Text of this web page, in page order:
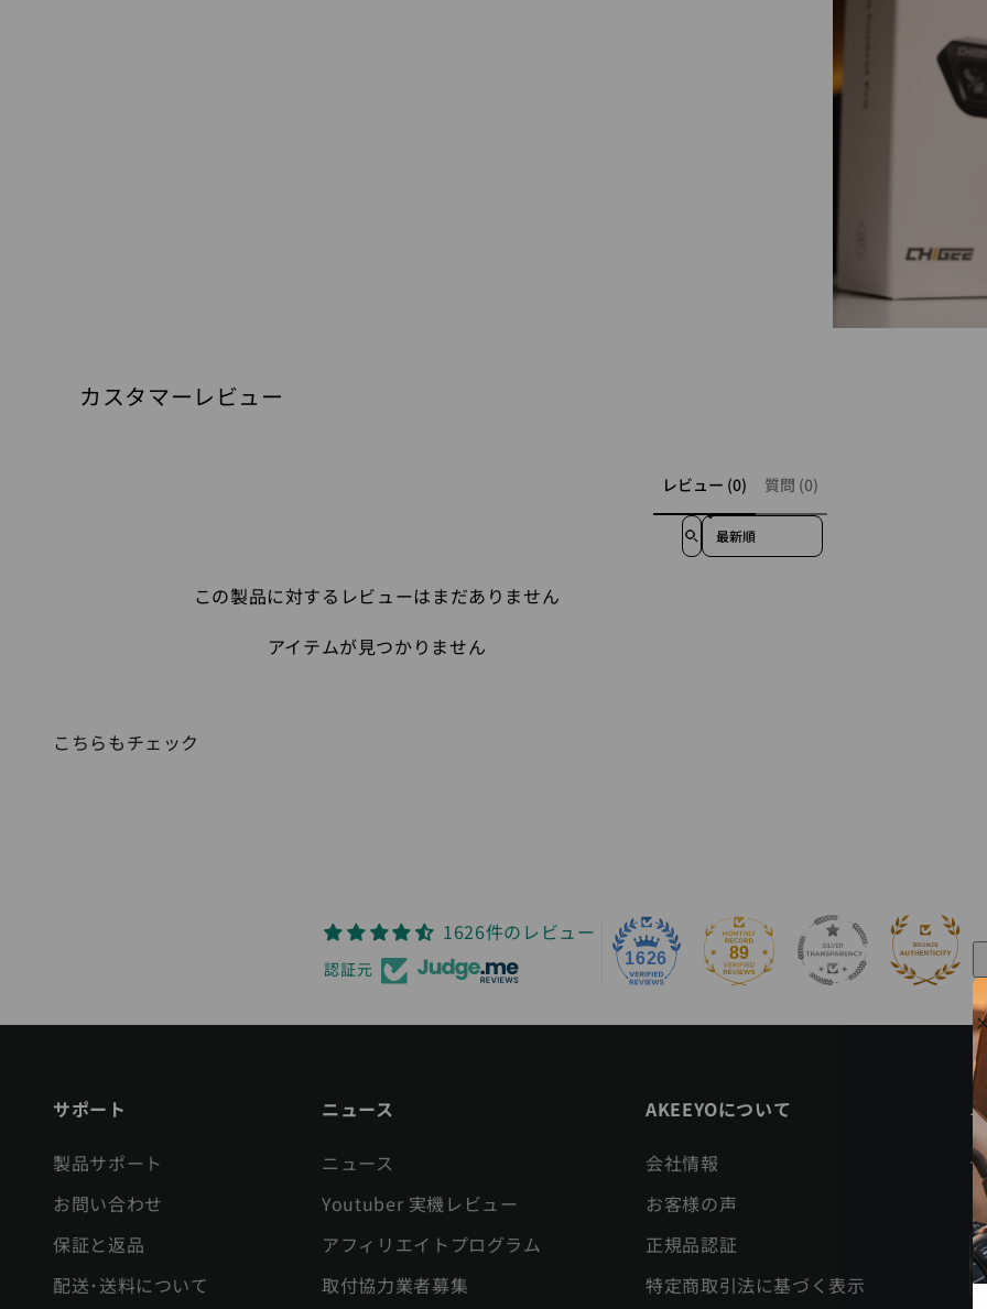
カスタマーレビュー
レビュー (0) 質問 (0)
Sort reviews by
この製品に対するレビューはまだありません
アイテムが見つかりません
こちらもチェック
1626件のレビュー
認証元 1626 89
サポート
製品サポート
お問い合わせ
保証と返品
配送･送料について
ニュース
ニュース
Youtuber 実機レビュー
アフィリエイトプログラム
取付協力業者募集
AKEEYOについて
会社情報
お客様の声
正規品認証
特定商取引法に基づく表示